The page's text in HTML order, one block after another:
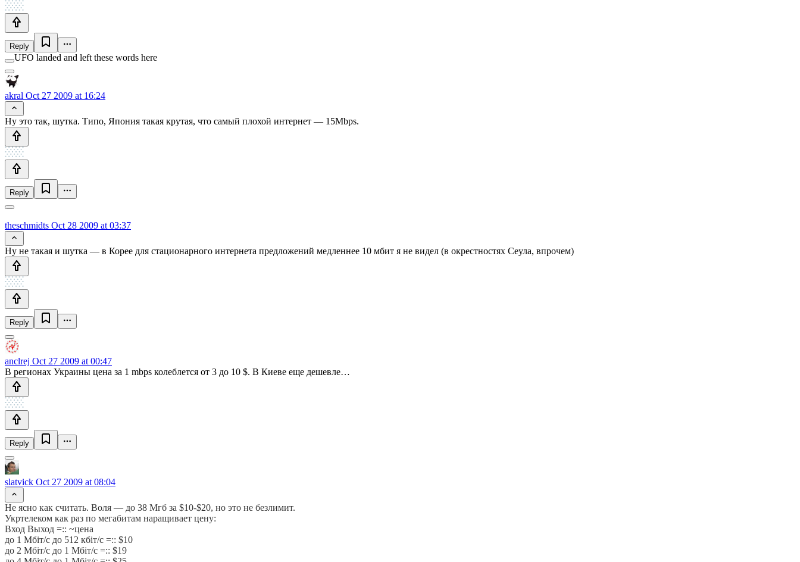
Reply
UFO landed and left these words here
akral Oct 27 2009 at 16:24
Ну это так, шутка. Типо, Япония такая крутая, что самый плохой интернет — 15Mbps.
Reply
theschmidts Oct 28 2009 at 03:37
Ну не такая и шутка — в Корее для стационарного интернета предложений медленнее 10 мбит я не видел (в окрестностях Сеула, впрочем)
Reply
anclrej Oct 27 2009 at 00:47
В регионах Украины цена за 1 mbps колеблется от 3 до 10 $. В Киеве еще дешевле…
Reply
slatvick Oct 27 2009 at 08:04
Не ясно как считать. Воля — до 38 Мгб за $10-$20, но это не безлимит.
Укртелеком как раз по мегабитам наращивает цену:
Вход Выход =:: ~цена
до 1 Мбіт/с до 512 кбіт/с =:: $10
до 2 Мбіт/с до 1 Мбіт/с =:: $19